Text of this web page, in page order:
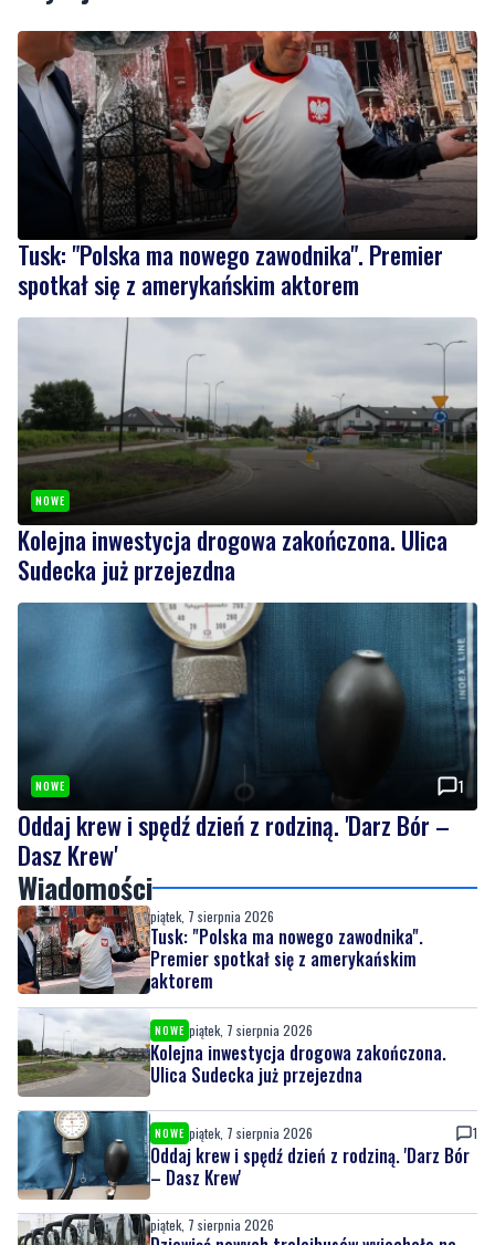
Tusk: "Polska ma nowego zawodnika". Premier
spotkał się z amerykańskim aktorem
NOWE
Kolejna inwestycja drogowa zakończona. Ulica
Sudecka już przejezdna
1
Oddaj krew i spędź dzień z rodziną. 'Darz Bór –
Dasz Krew'
Wiadomości
piątek, 7 sierpnia 2026
Premier spotkał się z amerykańskim
aktorem
NOWE piątek, 7 sierpnia 2026
Kolejna inwestycja drogowa zakończona.
Ulica Sudecka już przejezdna
NOWE piątek, 7 sierpnia 2026
Oddaj krew i spędź dzień z rodziną. 'Darz Bór
piątek, 7 sierpnia 2026
Dziewięć nowych trolejbusów wyjechało na
ulice miasta. To inwestycja za ponad 28 mln
zł